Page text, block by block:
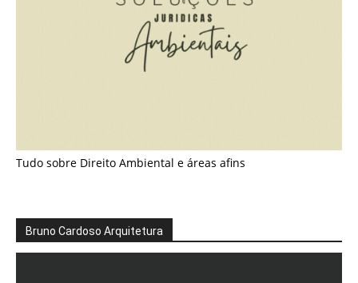
Tudo sobre Direito Ambiental e áreas afins
Bruno Cardoso Arquitetura